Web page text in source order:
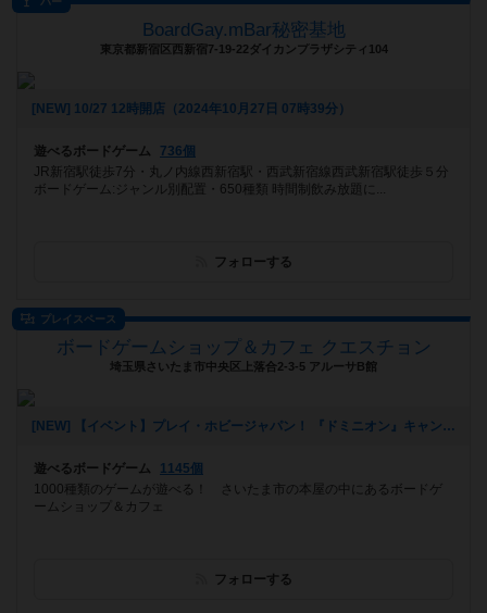
BoardGay.mBar秘密基地
東京都新宿区西新宿7-19-22ダイカンプラザシティ104
[NEW] 10/27 12時開店（2024年10月27日 07時39分）
遊べるボードゲーム
736個
JR新宿駅徒歩7分・丸ノ内線西新宿駅・西武新宿線西武新宿駅徒歩５分
ボードゲーム:ジャンル別配置・650種類 時間制飲み放題に...
フォローする
プレイスペース
ボードゲームショップ＆カフェ クエスチョン
埼玉県さいたま市中央区上落合2-3-5 アルーサB館
[NEW] 【イベント】プレイ・ホビージャパン！ 『ドミニオン』キャンペーン開催！（11/4 追記アリ）（2024年10月24日 21時41分）
遊べるボードゲーム
1145個
1000種類のゲームが遊べる！ さいたま市の本屋の中にあるボードゲ
ームショップ＆カフェ
フォローする